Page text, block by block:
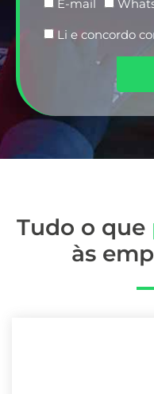
E-mail
Li e concordo
Tudo o que
às